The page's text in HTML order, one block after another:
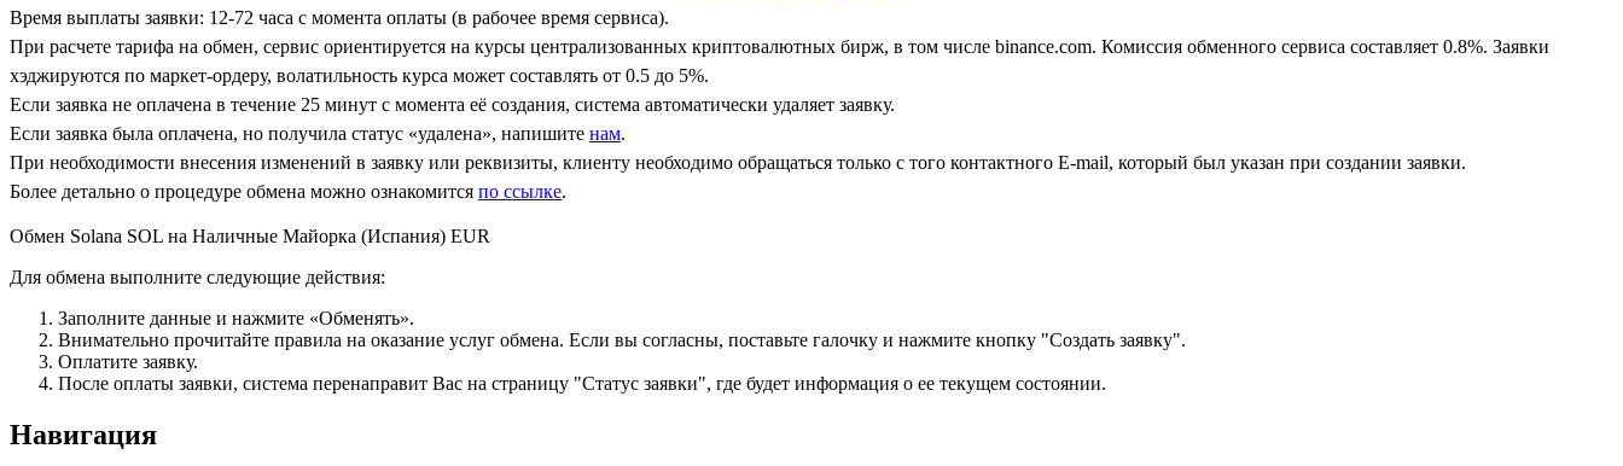
Время выплаты заявки: 12-72 часа с момента оплаты (в рабочее время сервиса).
При расчете тарифа на обмен, сервис ориентируется на курсы централизованных криптовалютных бирж, в том числе binance.com. Комиссия обменного сервиса составляет 0.8%. Заявки
хэджируются по маркет-ордеру, волатильность курса может составлять от 0.5 до 5%.
Если заявка не оплачена в течение 25 минут с момента её создания, система автоматически удаляет заявку.
Если заявка была оплачена, но получила статус «удалена», напишите нам.
При необходимости внесения изменений в заявку или реквизиты, клиенту необходимо обращаться только с того контактного Е-mail, который был указан при создании заявки.
Более детально о процедуре обмена можно ознакомится по ссылке.
Обмен Solana SOL на Наличные Майорка (Испания) EUR
Для обмена выполните следующие действия:
Заполните данные и нажмите «Обменять».
Внимательно прочитайте правила на оказание услуг обмена. Если вы согласны, поставьте галочку и нажмите кнопку "Создать заявку".
Оплатите заявку.
После оплаты заявки, система перенаправит Вас на страницу "Статус заявки", где будет информация о ее текущем состоянии.
Навигация